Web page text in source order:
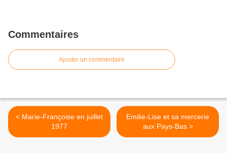
Commentaires
Ajouter un commentaire
< Marie-Françoise en juillet
1977
Emilie-Lise et sa mercerie
aux Pays-Bas >